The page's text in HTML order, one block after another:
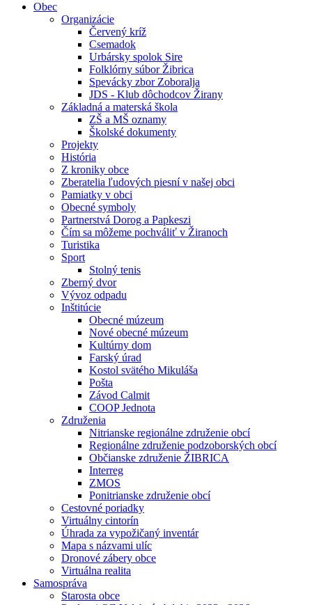
Obec
Organizácie
Červený kríž
Csemadok
Urbársky spolok Sire
Folklórny súbor Žibrica
Spevácky zbor Zoboralja
JDS - Klub dôchodcov Žirany
Základná a materská škola
ZŠ a MŠ oznamy
Školské dokumenty
Projekty
História
Z kroniky obce
Zberatelia ľudových piesní v našej obci
Pamiatky v obci
Obecné symboly
Partnerstvá Dorog a Papkeszi
Čím sa môžeme pochváliť v Žiranoch
Turistika
Sport
Stolný tenis
Zberný dvor
Vývoz odpadu
Inštitúcie
Obecné múzeum
Nové obecné múzeum
Kultúrny dom
Farský úrad
Kostol svätého Mikuláša
Pošta
Závod Calmit
COOP Jednota
Združenia
Nitrianske regionálne združenie obcí
Regionálne združenie podzoborských obcí
Občianske združenie ŽIBRICA
Interreg
ZMOS
Ponitrianske združenie obcí
Cestovné poriadky
Virtuálny cintorín
Úhrada za vypožičaný inventár
Mapa s názvami ulíc
Dronové zábery obce
Virtuálna realita
Samospráva
Starosta obce